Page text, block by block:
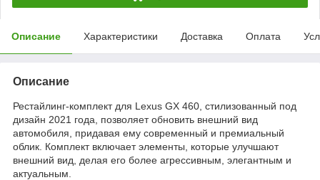
Описание Характеристики Доставка Оплата
Описание
Рестайлинг-комплект для Lexus GX 460, стилизованный под
дизайн 2021 года, позволяет обновить внешний вид
автомобиля, придавая ему современный и премиальный
облик. Комплект включает элементы, которые улучшают
внешний вид, делая его более агрессивным, элегантным и
актуальным.